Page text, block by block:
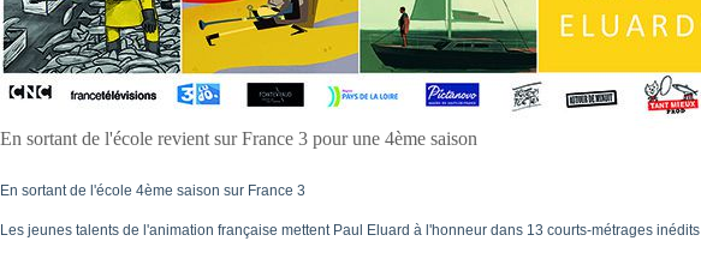
En sortant de l'école revient sur France 3 pour une 4ème saison
En sortant de l'école 4ème saison sur France 3
Les jeunes talents de l'animation française mettent Paul Eluard à l'honneur dans 13 courts-métrages inédits